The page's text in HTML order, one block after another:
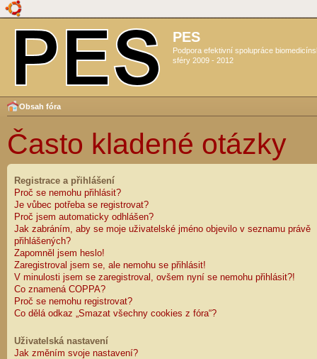
PES
Podpora efektivní spolupráce
sféry 2009 - 2012
Obsah fóra
Často kladené otázky
Registrace a přihlášení
Proč se nemohu přihlásit?
Je vůbec potřeba se registrovat?
Proč jsem automaticky odhlášen?
Jak zabráním, aby se moje uživatelské jméno objevilo v seznamu právě
přihlášených?
Zapomněl jsem heslo!
Zaregistroval jsem se, ale nemohu se přihlásit!
V minulosti jsem se zaregistroval, ovšem nyní se nemohu přihlásit?!
Co znamená COPPA?
Proč se nemohu registrovat?
Co dělá odkaz „Smazat všechny cookies z fóra“?
Uživatelská nastavení
Jak změním svoje nastavení?